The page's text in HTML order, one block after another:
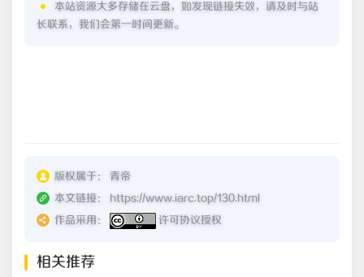
本站资源大多存储在云盘，如发现链接失效，请及时与站
长联系，我们会第一时间更新。
版权属于：
青帝
本文链接：
https://www.iarc.top/130.html
作品采用：
许可协议授权
相关推荐